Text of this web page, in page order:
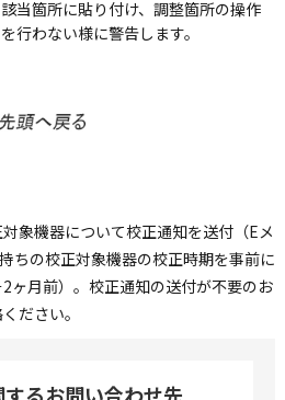
該当箇所に貼り付け、調整箇所の操作
を行わない様に警告します。
象機器について校正通知を送付（Eメ
ちの校正対象機器の校正時期を事前に
ヶ月前）。校正通知の送付が不要のお
ださい。